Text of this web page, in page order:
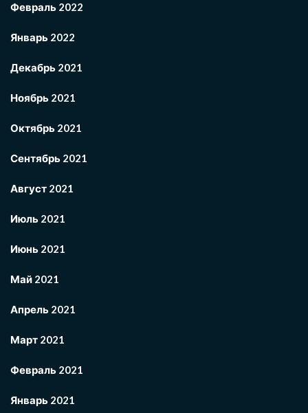
Февраль 2022
Январь 2022
Декабрь 2021
Ноябрь 2021
Октябрь 2021
Сентябрь 2021
Август 2021
Июль 2021
Июнь 2021
Май 2021
Апрель 2021
Март 2021
Февраль 2021
Январь 2021